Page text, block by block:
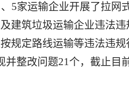
5家运输企业开展了拉网
建筑垃圾运输企业违法
规定路线运输等违法违
并整改问题21个，截止目